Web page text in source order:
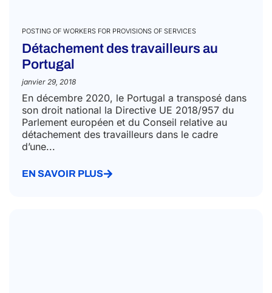
POSTING OF WORKERS FOR PROVISIONS OF SERVICES
Détachement des travailleurs au
Portugal
janvier 29, 2018
En décembre 2020, le Portugal a transposé dans
son droit national la Directive UE 2018/957 du
Parlement européen et du Conseil relative au
détachement des travailleurs dans le cadre
d’une...
EN SAVOIR PLUS